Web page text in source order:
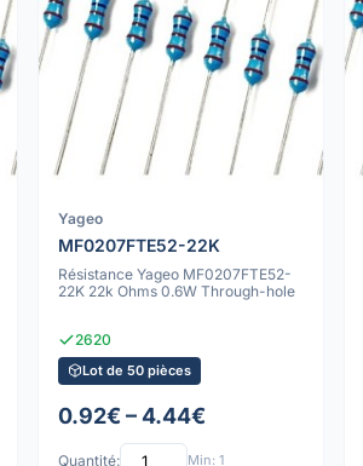
Yageo
MF0207FTE52-22K
Résistance Yageo MF0207FTE52-
22K 22k Ohms 0.6W Through-hole
2620
Lot de 50 pièces
0.92€ – 4.44€
Quantité: Min: 1